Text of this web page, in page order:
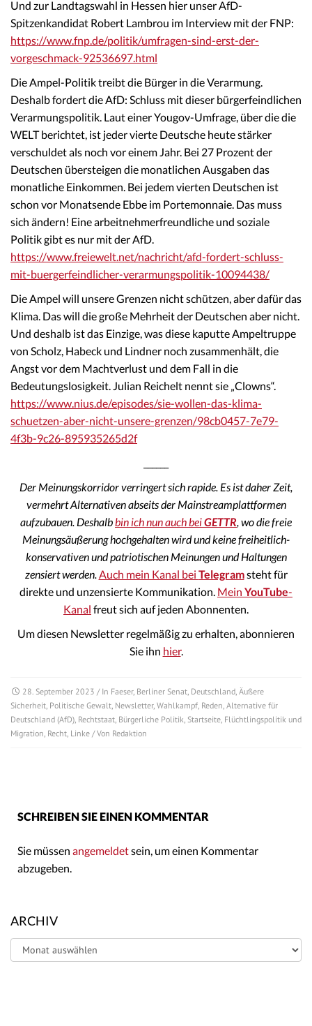
Und zur Landtagswahl in Hessen hier unser AfD-
Spitzenkandidat Robert Lambrou im Interview mit der FNP:
https://www.fnp.de/politik/umfragen-sind-erst-der-
vorgeschmack-92536697.html
Die Ampel-Politik treibt die Bürger in die Verarmung.
Deshalb fordert die AfD: Schluss mit dieser bürgerfeindlichen
Verarmungspolitik. Laut einer Yougov-Umfrage, über die die
WELT berichtet, ist jeder vierte Deutsche heute stärker
verschuldet als noch vor einem Jahr. Bei 27 Prozent der
Deutschen übersteigen die monatlichen Ausgaben das
monatliche Einkommen. Bei jedem vierten Deutschen ist
schon vor Monatsende Ebbe im Portemonnaie. Das muss
sich ändern! Eine arbeitnehmerfreundliche und soziale
Politik gibt es nur mit der AfD.
https://www.freiewelt.net/nachricht/afd-fordert-schluss-
mit-buergerfeindlicher-verarmungspolitik-10094438/
Die Ampel will unsere Grenzen nicht schützen, aber dafür das
Klima. Das will die große Mehrheit der Deutschen aber nicht.
Und deshalb ist das Einzige, was diese kaputte Ampeltruppe
von Scholz, Habeck und Lindner noch zusammenhält, die
Angst vor dem Machtverlust und dem Fall in die
Bedeutungslosigkeit. Julian Reichelt nennt sie „Clowns“.
https://www.nius.de/episodes/sie-wollen-das-klima-
schuetzen-aber-nicht-unsere-grenzen/98cb0457-7e79-
4f3b-9c26-895935265d2f
Der Meinungskorridor verringert sich rapide. Es ist daher Zeit,
vermehrt Alternativen abseits der Mainstreamplattformen
aufzubauen. Deshalbbin ich nun auch beiGETTR, wo die freie
Meinungsäußerung hochgehalten wird und keine freiheitlich-
konservativen und patriotischen Meinungen und Haltungen
zensiert werden.Auch mein Kanal bei Telegramsteht für
direkte und unzensierte Kommunikation. Mein YouTube-
Kanal freut sich auf jeden Abonnenten.
Um diesen Newsletter regelmäßig zu erhalten, abonnieren
Sie ihn hier.
28. September 2023 / In Faeser, Berliner Senat Deutschland Äußere
Sicherheit Politische Gewalt Newsletter, Wahlkampf Reden Alternative für
Deutschland (AfD) Rechtstaat Bürgerliche Politik Startseite Flüchtlingspolitik und
Migration Recht Linke / Von Redaktion
SCHREIBEN SIE EINEN KOMMENTAR
Sie müssen angemeldetsein, um einen Kommentar
abzugeben.
ARCHIV
Archiv